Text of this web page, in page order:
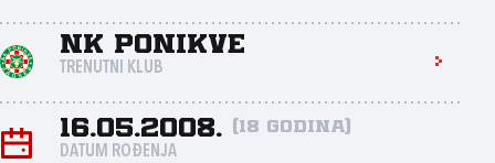
NK Ponikve
TRENUTNI KLUB
16.05.2008. (18 godina)
DATUM ROĐENJA